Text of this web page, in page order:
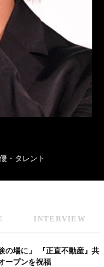
・タレント
INTERVIEW
の場に」 『正直不動産』共
ープンを祝福